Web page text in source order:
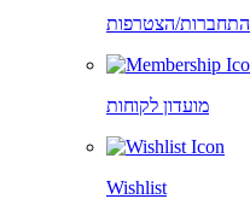
התחברות/הצטרפות
מועדון לקוחות
Wishlist